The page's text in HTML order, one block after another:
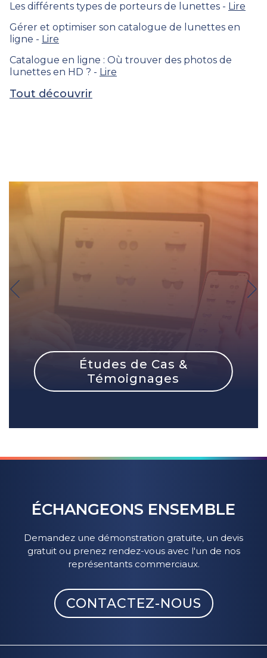
Les différents types de porteurs de lunettes - Lire
Gérer et optimiser son catalogue de lunettes en
ligne - Lire
Catalogue en ligne : Où trouver des photos de
lunettes en HD ? - Lire
Tout découvrir
Études de Cas &
Témoignages
ÉCHANGEONS ENSEMBLE
Demandez une démonstration gratuite, un devis
gratuit ou prenez rendez-vous avec l'un de nos
représentants commerciaux.
CONTACTEZ-NOUS